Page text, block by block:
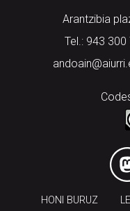
Arantzibia
Tel.: 943 300
HONI BURUZ